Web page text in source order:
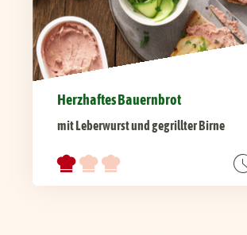
Herzhaftes Bauernbrot
mit Leberwurst und gegrillter Birne